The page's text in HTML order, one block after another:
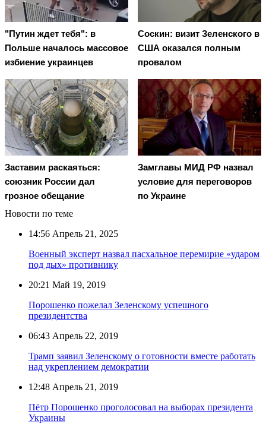
"Путин ждет тебя": в
Польше началось массовое
избиение украинцев
Соскин: визит Зеленского в
США оказался полным
провалом
Заставим раскаяться:
союзник России дал
грозное обещание
Замглавы МИД РФ назвал
условие для переговоров
по Украине
Новости по теме
14:56 Апрель 21, 2025
Военный эксперт назвал пасхальное перемирие «ударом
под дых» противнику
20:21 Май 19, 2019
Порошенко пожелал Зеленскому успешного
президентства
06:43 Апрель 22, 2019
Трамп заявил Зеленскому о готовности вместе работать
над укреплением демократии
12:48 Апрель 21, 2019
Пётр Порошенко проголосовал на выборах президента
Украины